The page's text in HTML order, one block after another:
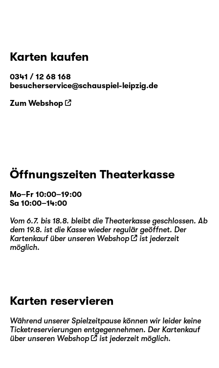
Karten kaufen
0341 / 12 68 168
besucherservice@schauspiel-leipzig.de
Zum Webshop
Öffnungszeiten Theaterkasse
Mo–Fr 10:00–19:00
Sa 10:00–14:00
Vom 6.7. bis 18.8. bleibt die Theaterkasse geschlossen. Ab
dem 19.8. ist die Kasse wieder regulär geöffnet. Der
Kartenkauf über unseren Webshop
ist jederzeit
möglich.
Karten reservieren
Während unserer Spielzeitpause können wir leider keine
Ticketreservierungen entgegennehmen. Der Kartenkauf
über unseren Webshop ist jederzeit möglich.